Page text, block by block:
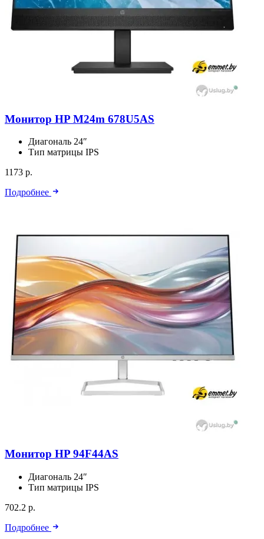
Монитор HP M24m 678U5AS
Диагональ 24″
Тип матрицы IPS
1173 р.
Подробнее
Монитор HP 94F44AS
Диагональ 24″
Тип матрицы IPS
702.2 р.
Подробнее